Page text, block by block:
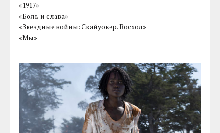
«1917»
«Боль и слава»
«Звездные войны: Скайуокер. Восход»
«Мы»